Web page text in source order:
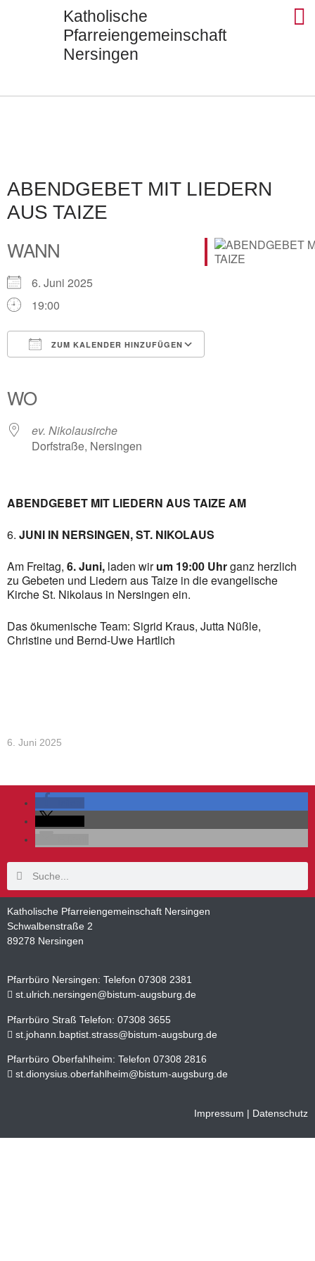
Katholische
Pfarreiengemeinschaft
Nersingen
ABENDGEBET MIT LIEDERN
AUS TAIZE
WANN
6. Juni 2025
19:00
ZUM KALENDER HINZUFÜGEN
WO
ev. Nikolausirche
Dorfstraße, Nersingen
ABENDGEBET MIT LIEDERN AUS TAIZE AM
JUNI IN NERSINGEN, ST. NIKOLAUS
Am Freitag, 6. Juni, laden wirum 19:00 Uhrganz herzlich
zu Gebeten und Liedern aus Taize in die evangelische
Kirche St. Nikolaus in Nersingen ein.
Das ökumenische Team: Sigrid Kraus, Jutta Nüßle,
Christine und Bernd-Uwe Hartlich
6. Juni 2025
Katholische Pfarreiengemeinschaft Nersingen
Schwalbenstraße 2
89278 Nersingen
Pfarrbüro Nersingen: Telefon 07308 2381
st.ulrich.nersingen@bistum-augsburg.de
Pfarrbüro Straß Telefon: 07308 3655
st.johann.baptist.strass@bistum-augsburg.de
Pfarrbüro Oberfahlheim: Telefon 07308 2816
st.dionysius.oberfahlheim@bistum-augsburg.de
Impressum | Datenschutz